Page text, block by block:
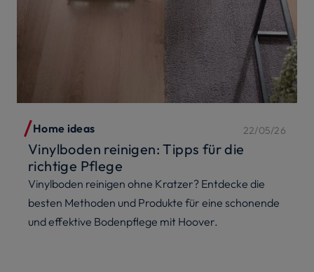
Home ideas 22/05/26
Vinylboden reinigen: Tipps für die
richtige Pflege
Vinylboden reinigen ohne Kratzer? Entdecke die
besten Methoden und Produkte für eine schonende
und effektive Bodenpflege mit Hoover.